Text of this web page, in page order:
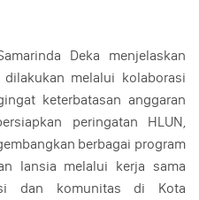
Deka menjelaskan
melalui kolaborasi
keterbatasan anggaran
peringatan HLUN,
berbagai program
lansia melalui kerja sama
dan komunitas di Kota